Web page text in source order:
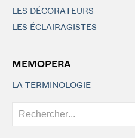
LES DÉCORATEURS
LES ÉCLAIRAGISTES
MEMOPERA
LA TERMINOLOGIE